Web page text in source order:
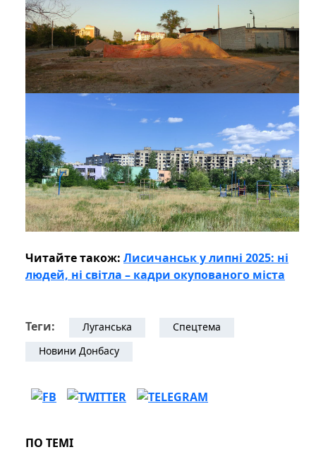
Читайте також: Лисичанськ у липні 2025: ні
людей, ні світла – кадри окупованого міста
Теги: Луганська
Спецтема
Новини Донбасу
ПО ТЕМІ